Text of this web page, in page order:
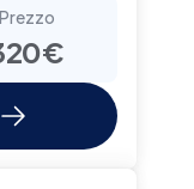
Prezzo